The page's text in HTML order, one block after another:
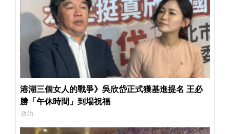
港湖三個女人的戰爭》吳欣岱正式獲基進提名 王必
勝「午休時間」到場祝福
政治